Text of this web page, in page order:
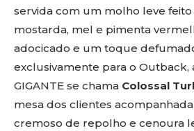
servida com um molho leve feito
mostarda, mel e pimenta
adocicado e um toque
exclusivamente para o Outback,
GIGANTE se chama Colossal
mesa dos clientes
cremoso de repolho e cenoura